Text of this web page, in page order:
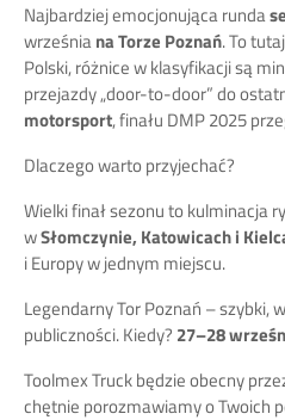
Najbardziej emocjonująca runda
wrześniana Torze Poznań. To
Polski, różnice w klasyfikacji są
przejazdy „door-to-door” do
motorsport, finału DMP 2025
Dlaczego warto przyjechać?
Wielki finał sezonu to kulminacja
wSłomczynie, Katowicach i
i Europy w jednym miejscu.
Legendarny Tor Poznań – szybki,
publiczności. Kiedy? 27–28
Toolmex Truck będzie obecny
chętnie porozmawiamy o Twoich